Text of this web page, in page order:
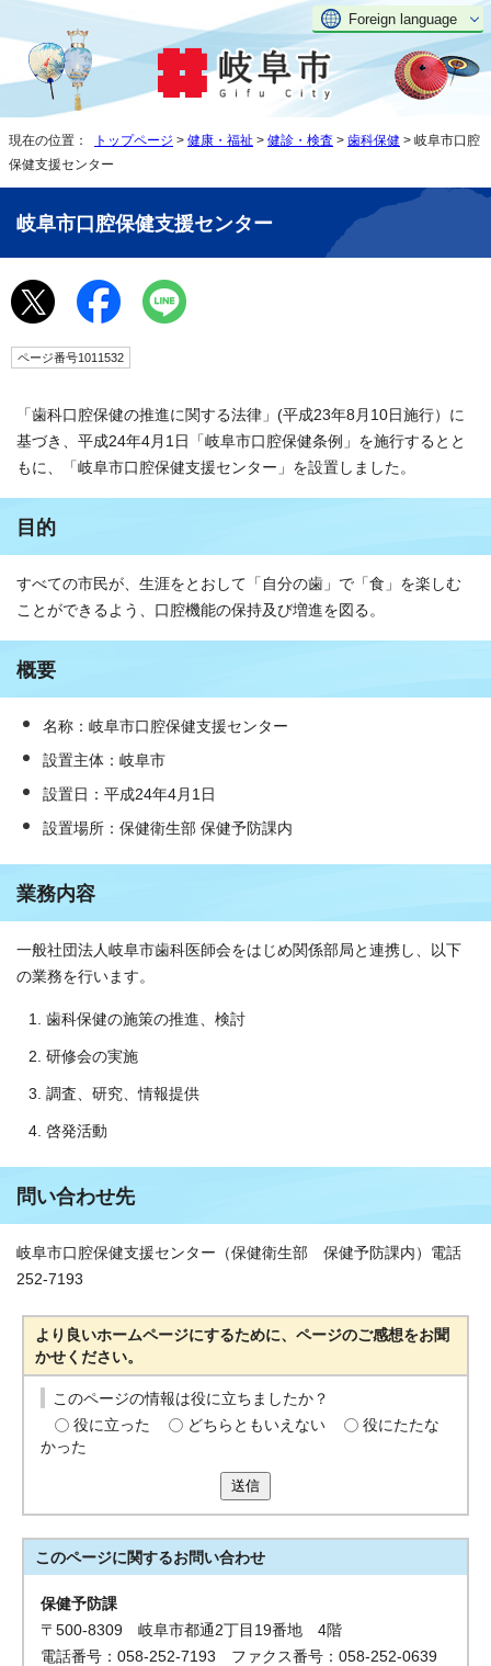
Foreign language
現在の位置： トップページ > 健康・福祉 > 健診・検査 > 歯科保健 > 岐阜市口腔
保健支援センター
岐阜市口腔保健支援センター
ページ番号1011532
「歯科口腔保健の推進に関する法律」(平成23年8月10日施行）に
基づき、平成24年4月1日「岐阜市口腔保健条例」を施行するとと
もに、「岐阜市口腔保健支援センター」を設置しました。
目的
すべての市民が、生涯をとおして「自分の歯」で「食」を楽しむ
ことができるよう、口腔機能の保持及び増進を図る。
概要
名称：岐阜市口腔保健支援センター
設置主体：岐阜市
設置日：平成24年4月1日
設置場所：保健衛生部 保健予防課内
業務内容
一般社団法人岐阜市歯科医師会をはじめ関係部局と連携し、以下
の業務を行います。
歯科保健の施策の推進、検討
研修会の実施
調査、研究、情報提供
啓発活動
問い合わせ先
岐阜市口腔保健支援センター（保健衛生部 保健予防課内）電話
252-7193
より良いホームページにするために、ページのご感想をお聞
かせください。
このページの情報は役に立ちましたか？
役に立った
どちらともいえない
役にたたな
かった
送信
このページに関するお問い合わせ
保健予防課
〒500-8309 岐阜市都通2丁目19番地 4階
電話番号：058-252-7193 ファクス番号：058-252-0639